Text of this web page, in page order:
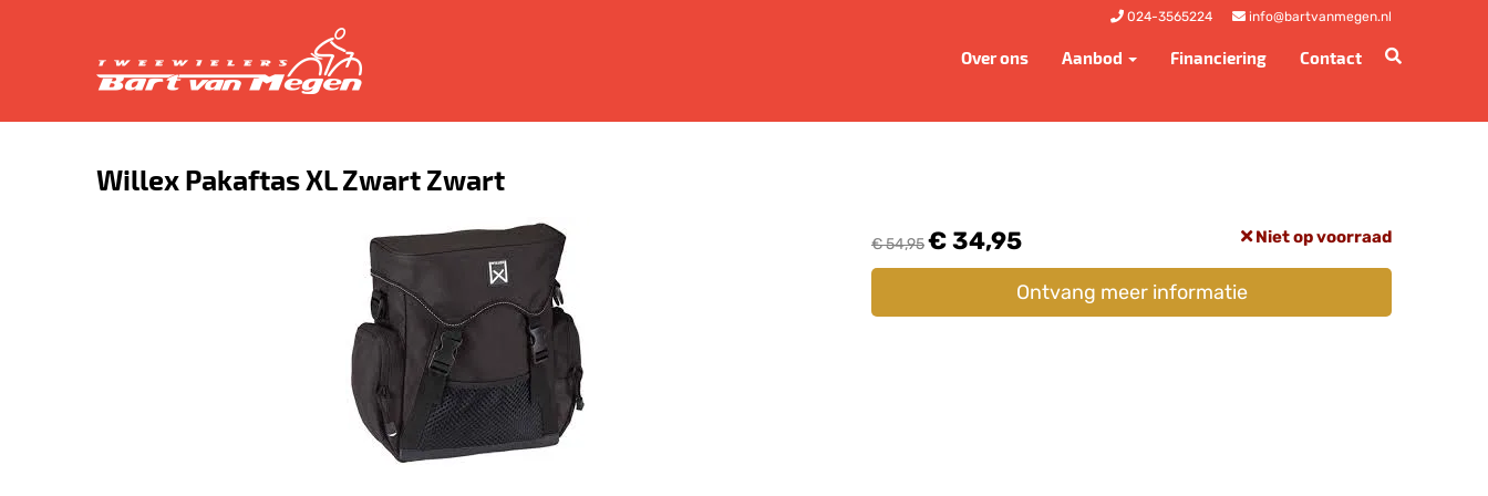
024-3565224 info@bartvanmegen.nl
Over ons Aanbod Financiering Contact
Willex Pakaftas XL Zwart Zwart
€ 54,95€ 34,95 Niet op voorraad
Ontvang meer informatie